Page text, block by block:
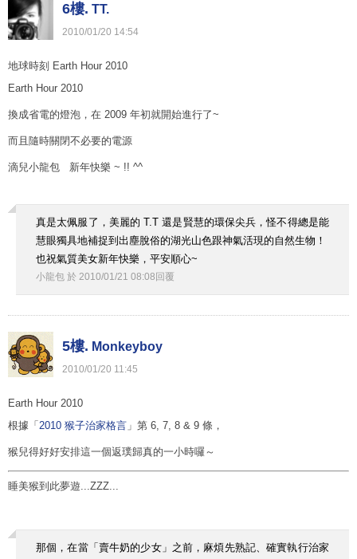
6樓. TT.
2010/01/20 14:54
地球時刻 Earth Hour 2010
Earth Hour 2010
換成省電的燈泡，在 2009 年初就開始進行了~
而且隨時關閉不必要的電源
滴兒小龍包 新年快樂 ~ !! ^^
真是太佩服了，美麗的 T.T 還是賢慧的環保尖兵，怪不得總是能
慧眼獨具地補捉到出塵脫俗的湖光山色跟神氣活現的自然生物！
也祝氣質美女新年快樂，平安順心~
小龍包 於 2010/01/21 08:08 回覆
5樓. Monkeyboy
2010/01/20 11:45
Earth Hour 2010
根據「 2010 猴子治家格言 」第 6, 7, 8 & 9 條，
猴兒得好好安排這一個返璞歸真的一小時囉～
睡美猴到此夢遊...ZZZ...
那個，在當「賣牛奶的少女」之前，麻煩先熟記、確實執行治家